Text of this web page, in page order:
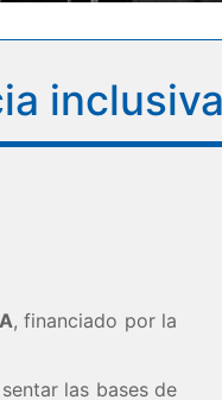
, financiado por la
las bases de